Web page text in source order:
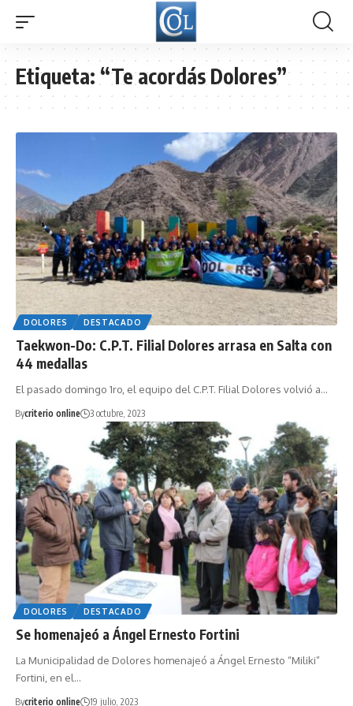
Etiqueta:“Te acordás Dolores”
DOLORES DESTACADO
Taekwon-Do: C.P.T. Filial Dolores arrasa en Salta con
44 medallas
El pasado domingo 1ro, el equipo del C.P.T. Filial Dolores volvió a…
Bycriterio online 3 octubre, 2023
DOLORES DESTACADO
Se homenajeó a Ángel Ernesto Fortini
La Municipalidad de Dolores homenajeó a Ángel Ernesto “Miliki”
Fortini, en el…
Bycriterio online 19 julio, 2023